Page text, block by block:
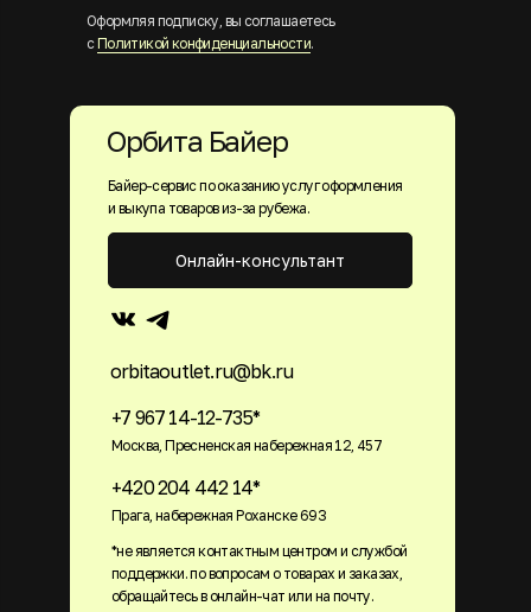
Оформляя подписку, вы соглашаетесь
с Политикой конфиденциальности.
Байер-сервис по оказанию услуг оформления
и выкупа товаров из-за рубежа.
+7 967 14-12-735*
Москва, Пресненская набережная 12, 457
+420 204 442 14*
Прага, набережная Роханске 693
orbitaoutlet.ru@bk.ru
Онлайн-консультант
Орбита Байер
*не является контактным центром и службой
поддержки. по вопросам о товарах и заказах,
обращайтесь в онлайн-чат или на почту.